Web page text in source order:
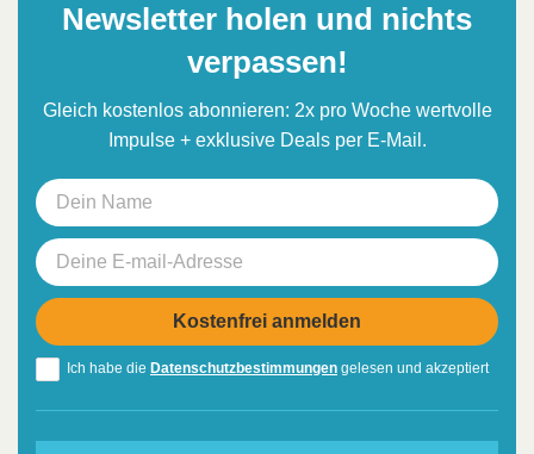
Newsletter holen und nichts
verpassen!
Gleich kostenlos abonnieren: 2x pro Woche wertvolle
Impulse + exklusive Deals per E-Mail.
Ich habe die Datenschutzbestimmungen gelesen und akzeptiert